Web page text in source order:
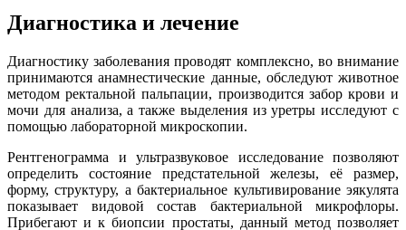
Диагностика и лечение
Диагностику заболевания проводят комплексно, во внимание
принимаются анамнестические данные, обследуют животное
методом ректальной пальпации, производится забор крови и
мочи для анализа, а также выделения из уретры исследуют с
помощью лабораторной микроскопии.
Рентгенограмма и ультразвуковое исследование позволяют
определить состояние предстательной железы, её размер,
форму, структуру, а бактериальное культивирование эякулята
показывает видовой состав бактериальной микрофлоры.
Прибегают и к биопсии простаты, данный метод позволяет